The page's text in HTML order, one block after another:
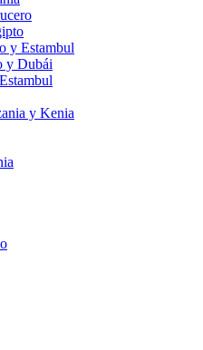
y Estambul
y Dubái
y Kenia